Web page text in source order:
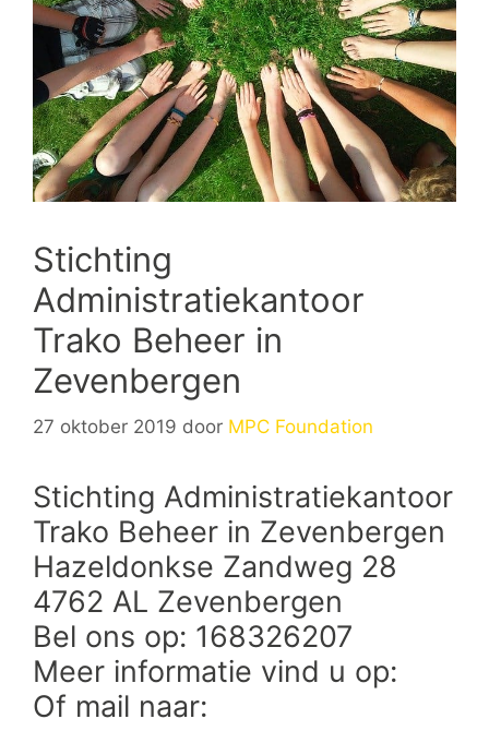
Stichting
Administratiekantoor
Trako Beheer in
Zevenbergen
27 oktober 2019 door MPC Foundation
Stichting Administratiekantoor
Trako Beheer in Zevenbergen
Hazeldonkse Zandweg 28
4762 AL Zevenbergen
Bel ons op: 168326207
Meer informatie vind u op:
Of mail naar: